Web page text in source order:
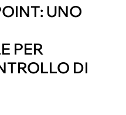
UNO
PER
DI